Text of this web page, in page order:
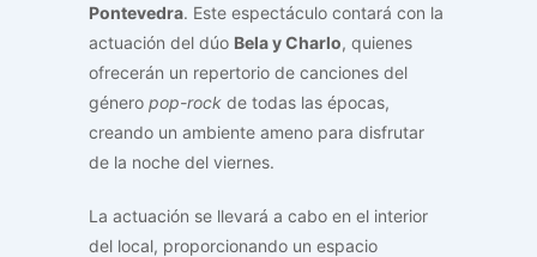
Pontevedra. Este espectáculo contará con la
actuación del dúo Bela y Charlo, quienes
ofrecerán un repertorio de canciones del
género pop-rock de todas las épocas,
creando un ambiente ameno para disfrutar
de la noche del viernes.
La actuación se llevará a cabo en el interior
del local, proporcionando un espacio